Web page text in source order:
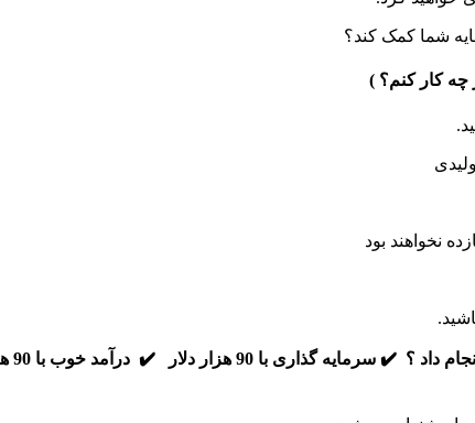
‌شما کمک کند؟
نخواهند بود
✔️ سرمایه گذاری با 90 هزار دلار